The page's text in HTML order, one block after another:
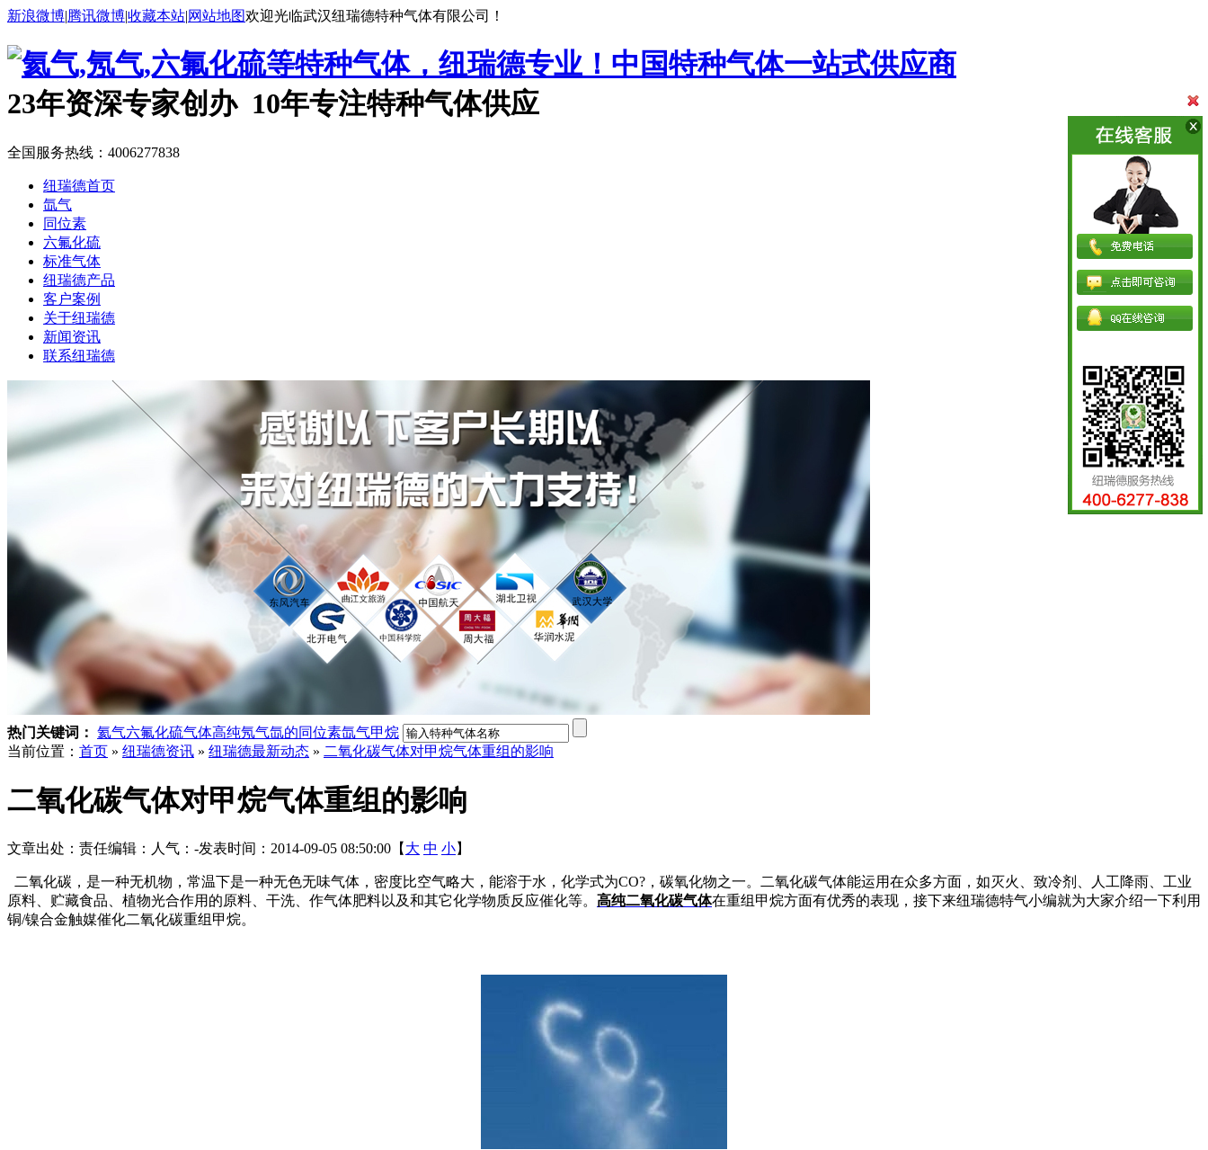
新浪微博|腾讯微博|收藏本站|网站地图欢迎光临武汉纽瑞德特种气体有限公司！
中国特种气体一站式供应商
23年资深专家创办 10年专注特种气体供应
全国服务热线： 4006277838
纽瑞德首页
氙气
同位素
六氟化硫
标准气体
纽瑞德产品
客户案例
关于纽瑞德
新闻资讯
联系纽瑞德
热门关键词： 氦气六氟化硫气体高纯氖气氙的同位素氙气甲烷
当前位置： 首页 » 纽瑞德资讯 » 纽瑞德最新动态 » 二氧化碳气体对甲烷气体重组的影响
二氧化碳气体对甲烷气体重组的影响
文章出处： 责任编辑： 人气： -发表时间：2014-09-05 08:50:00【 大 中 小】
二氧化碳，是一种无机物，常温下是一种无色无味气体，密度比空气略大，能溶于水，化学式为CO?，碳氧化物之一。二氧化碳气体能运用在众多方面，如灭火、致冷剂、人工降雨、工业
原料、贮藏食品、植物光合作用的原料、干洗、作气体肥料以及和其它化学物质反应催化等。 高纯二氧化碳气体在重组甲烷方面有优秀的表现，接下来纽瑞德特气小编就为大家介绍一下利用
铜/镍合金触媒催化二氧化碳重组甲烷。